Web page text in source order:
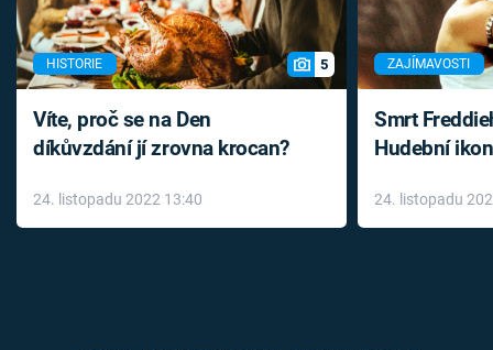
HISTORIE 5
Víte, proč se na Den
díkůvzdání jí zrovna krocan?
24. listopadu 2022 13:40
ZAJÍMAVOSTI
Smrt
Hudební
léky
24. listopadu